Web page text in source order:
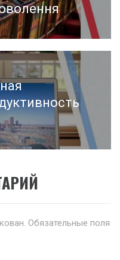
Обязательные поля